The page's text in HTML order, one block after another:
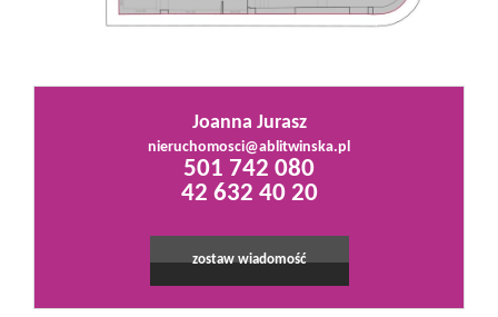
Domy
Działki
Joanna Jurasz
nieruchomosci@ablitwinska.pl
501 742 080
42 632 40 20
zostaw wiadomość